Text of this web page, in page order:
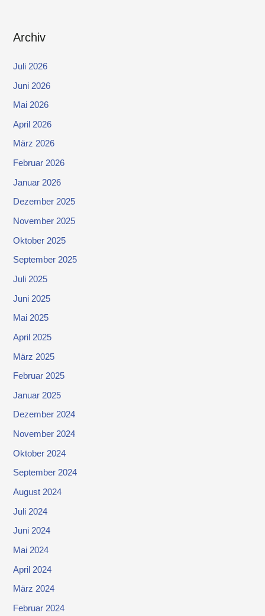
Archiv
Juli 2026
Juni 2026
Mai 2026
April 2026
März 2026
Februar 2026
Januar 2026
Dezember 2025
November 2025
Oktober 2025
September 2025
Juli 2025
Juni 2025
Mai 2025
April 2025
März 2025
Februar 2025
Januar 2025
Dezember 2024
November 2024
Oktober 2024
September 2024
August 2024
Juli 2024
Juni 2024
Mai 2024
April 2024
März 2024
Februar 2024